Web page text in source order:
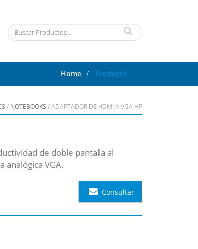
Home / Producto
/ NOTEBOOKS / ADAPTADOR DE HDMI A VGA HP
de doble pantalla al
analógica VGA.
Consultar